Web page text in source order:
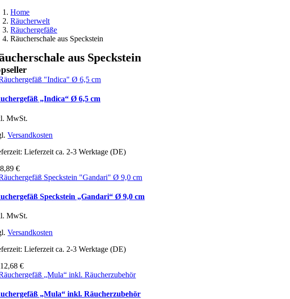
Home
Räucherwelt
Räuchergefäße
Räucherschale aus Speckstein
aus Speckstein
„Indica“ Ø 6,5 cm
MwSt.
Versandkosten
Lieferzeit ca. 2-3 Werktage (DE)
8,89€
Speckstein „Gandari“ Ø 9,0 cm
MwSt.
Versandkosten
Lieferzeit ca. 2-3 Werktage (DE)
12,68€
„Mula“ inkl. Räucherzubehör